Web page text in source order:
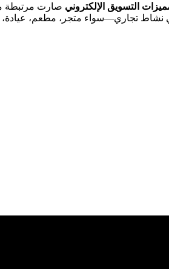
التسويق الإلكتروني صارت مرتبطة
أي نشاط تجاري—سواء متجر، مطعم،